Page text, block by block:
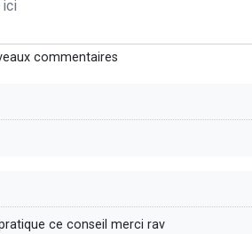
commentaires
ce conseil merci rav